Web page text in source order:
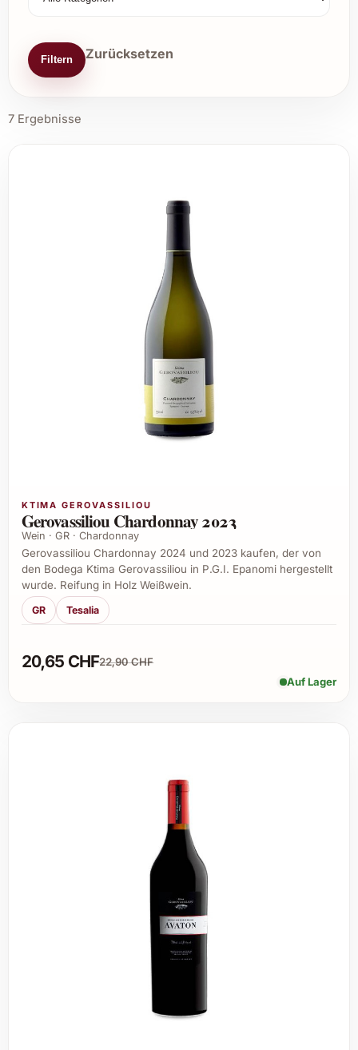
Filtern Zurücksetzen
7 Ergebnisse
KTIMA GEROVASSILIOU
Gerovassiliou Chardonnay 2023
Wein · GR · Chardonnay
Gerovassiliou Chardonnay 2024 und 2023 kaufen, der von
den Bodega Ktima Gerovassiliou in P.G.I. Epanomi hergestellt
wurde. Reifung in Holz Weißwein.
GR Tesalia
20,65 CHF22,90 CHF
Auf Lager